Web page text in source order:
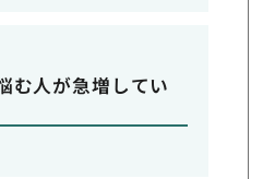
む人が急増してい